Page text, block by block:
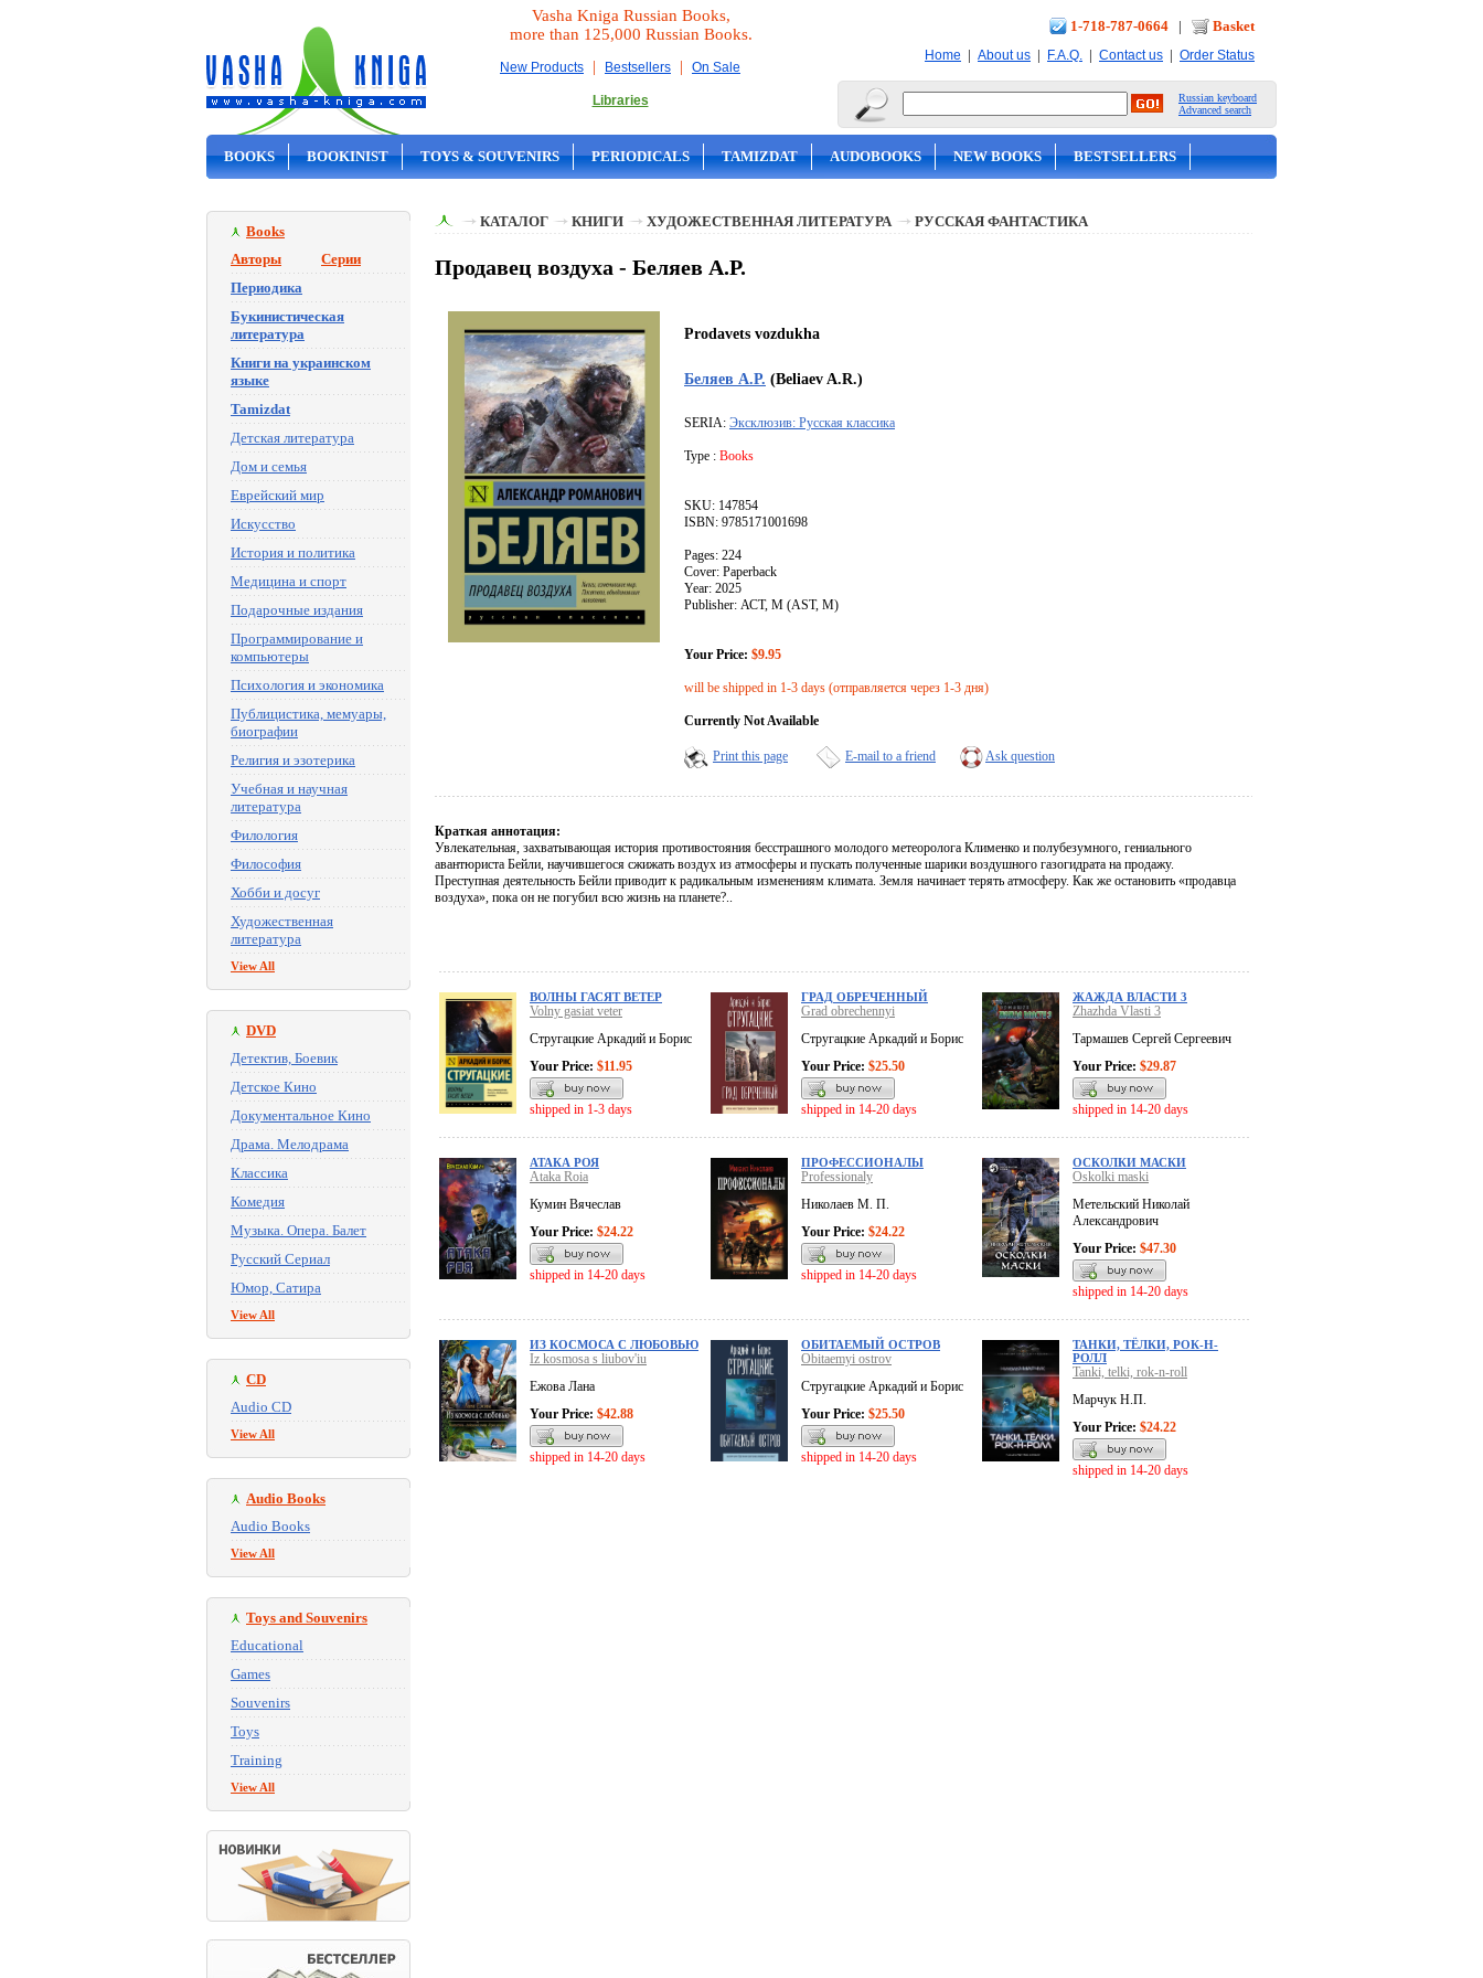
Vasha Kniga Russian Books,
more than 125,000 Russian Books.
New Products | Bestsellers | On Sale
Libraries
1-718-787-0664 | Basket
Home | About us | F.A.Q. | Contact us | Order Status
Russian keyboard
Advanced search
BOOKS BOOKINIST TOYS & SOUVENIRS PERIODICALS TAMIZDAT AUDOBOOKS NEW BOOKS BESTSELLERS
Books
Авторы
Серии
Периодика
Букинистическая
литература
Книги на украинском
языке
Tamizdat
Детская литература
Дом и семья
Еврейский мир
Искусство
История и политика
Медицина и спорт
Подарочные издания
Программирование и
компьютеры
Психология и экономика
Публицистика, мемуары,
биографии
Религия и эзотерика
Учебная и научная
литература
Филология
Философия
Хобби и досуг
Художественная
литература
View All
DVD
Детектив, Боевик
Детское Кино
Документальное Кино
Драма. Мелодрама
Классика
Комедия
Музыка. Опера. Балет
Русский Сериал
Юмор, Сатира
View All
CD
Audio CD
View All
Audio Books
Audio Books
View All
Toys and Souvenirs
Educational
Games
Souvenirs
Toys
Training
View All
КАТАЛОГ КНИГИ ХУДОЖЕСТВЕННАЯ ЛИТЕРАТУРА РУССКАЯ ФАНТАСТИКА
Продавец воздуха - Беляев А.Р.
Prodavets vozdukha
Беляев А.Р. (Beliaev A.R.)
SERIA: Эксклюзив: Русская классика
Type : Books
SKU: 147854
ISBN: 9785171001698
Pages: 224
Cover: Paperback
Year: 2025
Publisher: АСТ, М (AST, M)
Your Price: $9.95
will be shipped in 1-3 days (отправляется через 1-3 дня)
Currently Not Available
Print this page E-mail to a friend Ask question
Краткая аннотация:
Увлекательная, захватывающая история противостояния бесстрашного молодого метеоролога Клименко и полубезумного, гениального
авантюриста Бейли, научившегося сжижать воздух из атмосферы и пускать полученные шарики воздушного газогидрата на продажу.
Преступная деятельность Бейли приводит к радикальным изменениям климата. Земля начинает терять атмосферу. Как же остановить «продавца
воздуха», пока он не погубил всю жизнь на планете?..
ВОЛНЫ ГАСЯТ ВЕТЕР
Volny gasiat veter
Стругацкие Аркадий и Борис
Your Price: $11.95
shipped in 1-3 days
ГРАД ОБРЕЧЕННЫЙ
Grad obrechennyi
Стругацкие Аркадий и Борис
Your Price: $25.50
shipped in 14-20 days
ЖАЖДА ВЛАСТИ 3
Zhazhda Vlasti 3
Тармашев Сергей Сергеевич
Your Price: $29.87
shipped in 14-20 days
АТАКА РОЯ
Ataka Roia
Кумин Вячеслав
Your Price: $24.22
shipped in 14-20 days
ПРОФЕССИОНАЛЫ
Professionaly
Николаев М. П.
Your Price: $24.22
shipped in 14-20 days
ОСКОЛКИ МАСКИ
Oskolki maski
Метельский Николай
Александрович
Your Price: $47.30
shipped in 14-20 days
ИЗ КОСМОСА С ЛЮБОВЬЮ
Iz kosmosa s liubov'iu
Ежова Лана
Your Price: $42.88
shipped in 14-20 days
ОБИТАЕМЫЙ ОСТРОВ
Obitaemyi ostrov
Стругацкие Аркадий и Борис
Your Price: $25.50
shipped in 14-20 days
ТАНКИ, ТЁЛКИ, РОК-Н-
РОЛЛ
Tanki, telki, rok-n-roll
Марчук Н.П.
Your Price: $24.22
shipped in 14-20 days